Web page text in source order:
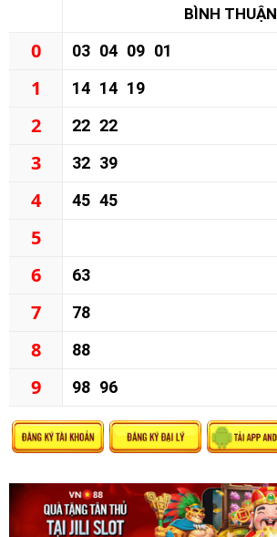
BÌNH THUẬN
0 03 04 09 01
1 14 14 19
2 22 22
3 32 39
4 45 45
5
6
63
7 78
8 88
9 98 96